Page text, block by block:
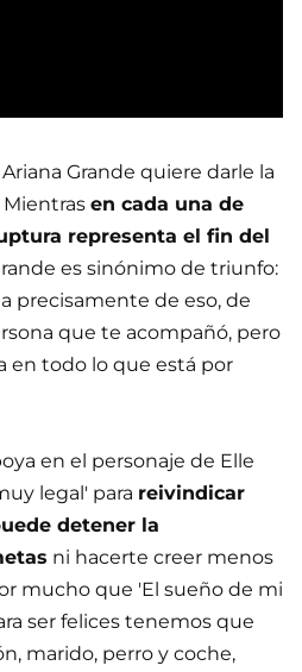
Grande quiere darle la
en cada una de
representa el fin del
es sinónimo de triunfo:
precisamente de eso, de
que te acompañó, pero
en todo lo que está por
en el personaje de Elle
legal' para reivindicar
detener la
ni hacerte creer menos
mucho que 'El sueño de mi
ser felices tenemos que
marido, perro y coche,